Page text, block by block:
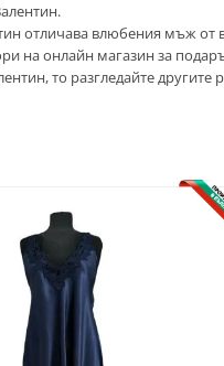
отличава влюбения мъж от
на онлайн магазин за
то разгледайте